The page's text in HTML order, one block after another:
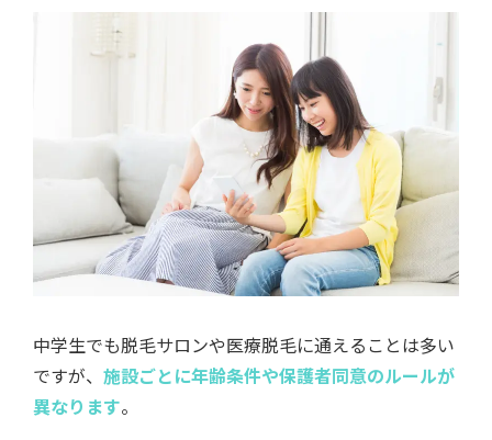
中学生でも脱毛サロンや医療脱毛に通えることは多い
ですが、 施設ごとに年齢条件や保護者同意のルールが
異なります。